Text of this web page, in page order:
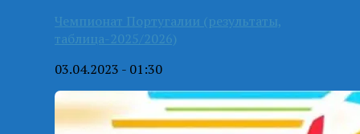
Чемпионат Португалии (результаты,
таблица-2025/2026)
03.04.2023 - 01:30